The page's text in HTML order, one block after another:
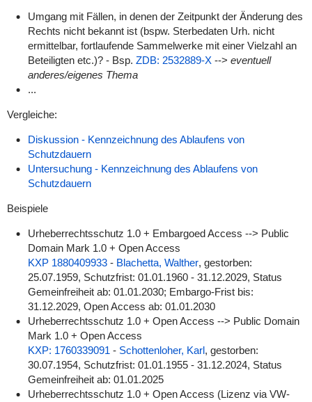
Umgang mit Fällen, in denen der Zeitpunkt der Änderung des
Rechts nicht bekannt ist (bspw. Sterbedaten Urh. nicht
ermittelbar, fortlaufende Sammelwerke mit einer Vielzahl an
Beteiligten etc.)? - Bsp. ZDB: 2532889-X--> eventuell
anderes/eigenes Thema
...
Vergleiche:
Diskussion - Kennzeichnung des Ablaufens von
Schutzdauern
Untersuchung - Kennzeichnung des Ablaufens von
Schutzdauern
Beispiele
Urheberrechtsschutz 1.0 + Embargoed Access --> Public
Domain Mark 1.0 + Open Access
KXP 1880409933- Blachetta, Walther, gestorben:
25.07.1959, Schutzfrist: 01.01.1960 - 31.12.2029, Status
Gemeinfreiheit ab: 01.01.2030; Embargo-Frist bis:
31.12.2029, Open Access ab: 01.01.2030
Urheberrechtsschutz 1.0 + Open Access --> Public Domain
Mark 1.0 + Open Access
KXP: 1760339091 - Schottenloher, Karl, gestorben:
30.07.1954, Schutzfrist: 01.01.1955 - 31.12.2024, Status
Gemeinfreiheit ab: 01.01.2025
Urheberrechtsschutz 1.0 + Open Access (Lizenz via VW-